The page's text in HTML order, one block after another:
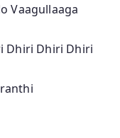
Vaagullaaga
Dhiri Dhiri Dhiri